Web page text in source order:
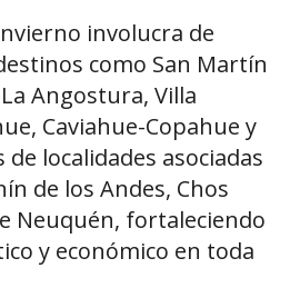
involucra de
como San Martín
Angostura, Villa
Caviahue-Copahue y
localidades asociadas
de los Andes, Chos
Neuquén, fortaleciendo
y económico en toda